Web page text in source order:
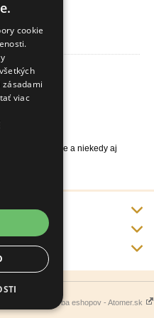
One 50ml
voskami
bez kefovania
topánok
rýchlo, účinne a niekedy aj
Tvorba eshopov - Atomer.sk
cookie
viac